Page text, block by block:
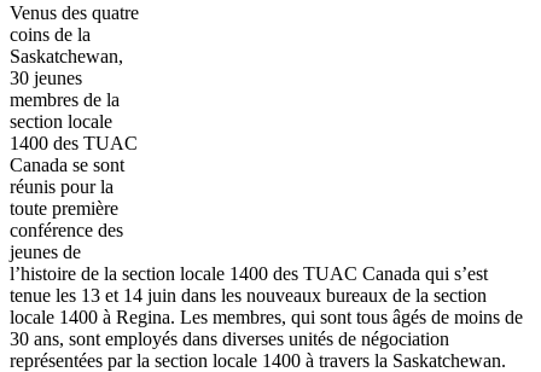
Venus des quatre
coins de la
Saskatchewan,
30 jeunes
membres de la
section locale
1400 des TUAC
Canada se sont
réunis pour la
toute première
conférence des
jeunes de
l’histoire de la section locale 1400 des TUAC Canada qui s’est
tenue les 13 et 14 juin dans les nouveaux bureaux de la section
locale 1400 à Regina. Les membres, qui sont tous âgés de moins de
30 ans, sont employés dans diverses unités de négociation
représentées par la section locale 1400 à travers la Saskatchewan.